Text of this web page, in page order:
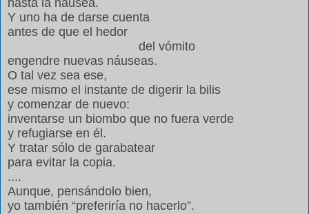
hasta la náusea.
Y uno ha de darse cuenta
antes de que el hedor
del vómito
engendre nuevas náuseas.
O tal vez sea ese,
ese mismo el instante de digerir la bilis
y comenzar de nuevo:
inventarse un biombo que no fuera verde
y refugiarse en él.
Y tratar sólo de garabatear
para evitar la copia.
....
Aunque, pensándolo bien,
yo también “preferiría no hacerlo”.